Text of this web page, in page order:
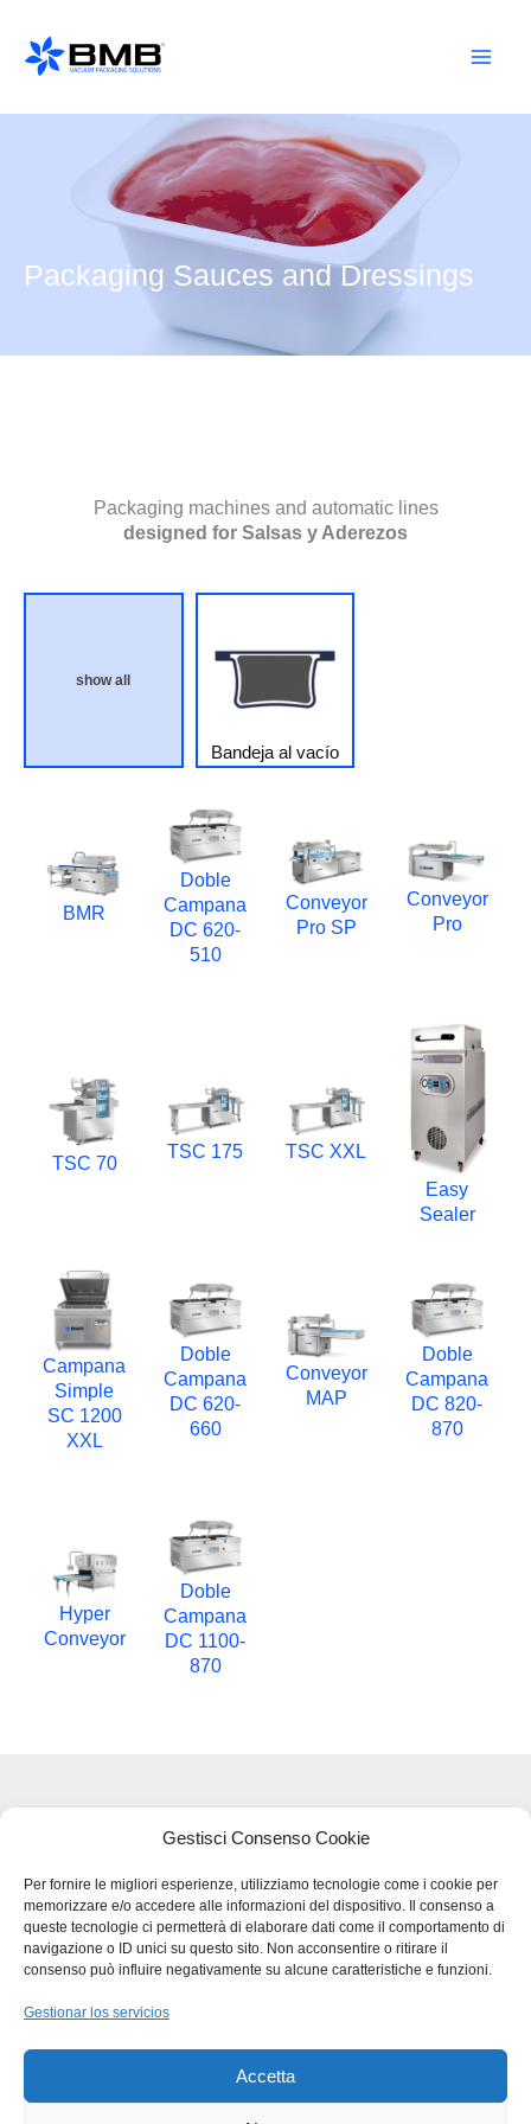
Gestisci Consenso Cookie
Per fornire le migliori esperienze, utilizziamo tecnologie come i cookie per
memorizzare e/o accedere alle informazioni del dispositivo. Il consenso a
queste tecnologie ci permetterà di elaborare dati come il comportamento di
navigazione o ID unici su questo sito. Non acconsentire o ritirare il
consenso può influire negativamente su alcune caratteristiche e funzioni.
Gestionar los servicios
Accetta
contenido
Packaging Sauces and Dressings
Packaging machines and automatic lines
designed for Salsas y Aderezos
show all
Bandeja al vacío
BMR
Doble
Campana
DC 620-
510
Conveyor
Pro SP
Conveyor
Pro
TSC 70
TSC 175
TSC XXL
Easy
Sealer
Campana
Simple
SC 1200
XXL
Doble
Campana
DC 620-
660
Conveyor
MAP
Doble
Campana
DC 820-
870
Hyper
Conveyor
Doble
Campana
DC 1100-
870
BMB SRL – VIA DEL LAVORO 48
36034 MOLINA DI MALO (VI)
TEL +39 0445.510207
INFO@BMBPACK.COM